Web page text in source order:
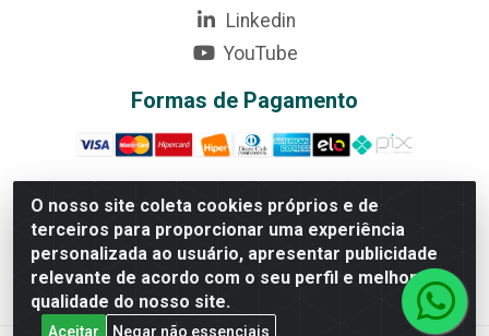
O nosso site coleta cookies próprios e de
terceiros para proporcionar uma experiência
personalizada ao usuário, apresentar publicidade
relevante de acordo com o seu perfil e melhorar a
qualidade do nosso site.
Aceitar Negar não essenciais
Linkedin
YouTube
Formas de Pagamento
Rede Brasil - Avenida Universitária, nº 3860, Jardim das
Américas II Etapa - Anápolis/GO - CEP 75070-415 - CNPJ
07.728.073/0002-24